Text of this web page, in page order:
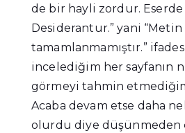
de bir hayli zordur.
Desiderantur.” yani “Metin
tamamlanmamıştır.”
incelediğim her sayfanın
görmeyi tahmin
Acaba devam etse daha
olurdu diye düşünmeden